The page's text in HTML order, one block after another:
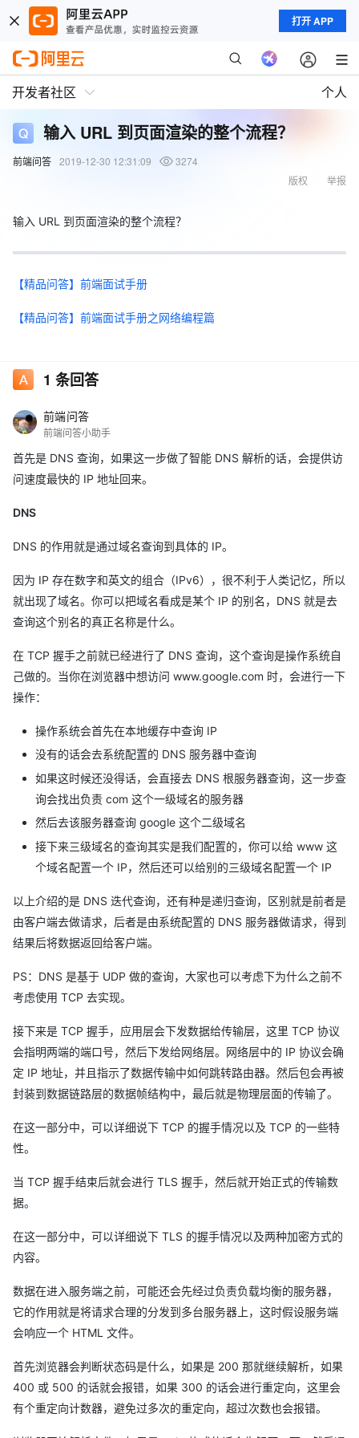
打开 APP
开发者社区 个人
输入 URL 到页面渲染的整个流程？
前端问答 2019-12-30 12:31:09
3274
举报
版权
输入 URL 到页面渲染的整个流程？
【精品问答】前端面试手册
【精品问答】前端面试手册之网络编程篇
1 条回答
前端问答
前端问答小助手
首先是 DNS 查询，如果这一步做了智能 DNS 解析的话，会提供访
问速度最快的 IP 地址回来。
DNS
DNS 的作用就是通过域名查询到具体的 IP。
因为 IP 存在数字和英文的组合（IPv6），很不利于人类记忆，所以
就出现了域名。你可以把域名看成是某个 IP 的别名，DNS 就是去
查询这个别名的真正名称是什么。
在 TCP 握手之前就已经进行了 DNS 查询，这个查询是操作系统自
己做的。当你在浏览器中想访问 www.google.com 时，会进行一下
操作：
操作系统会首先在本地缓存中查询 IP
没有的话会去系统配置的 DNS 服务器中查询
如果这时候还没得话，会直接去 DNS 根服务器查询，这一步查
询会找出负责 com 这个一级域名的服务器
然后去该服务器查询 google 这个二级域名
接下来三级域名的查询其实是我们配置的，你可以给 www 这
个域名配置一个 IP，然后还可以给别的三级域名配置一个 IP
以上介绍的是 DNS 迭代查询，还有种是递归查询，区别就是前者是
由客户端去做请求，后者是由系统配置的 DNS 服务器做请求，得到
结果后将数据返回给客户端。
PS：DNS 是基于 UDP 做的查询，大家也可以考虑下为什么之前不
考虑使用 TCP 去实现。
接下来是 TCP 握手，应用层会下发数据给传输层，这里 TCP 协议
会指明两端的端口号，然后下发给网络层。网络层中的 IP 协议会确
定 IP 地址，并且指示了数据传输中如何跳转路由器。然后包会再被
封装到数据链路层的数据帧结构中，最后就是物理层面的传输了。
在这一部分中，可以详细说下 TCP 的握手情况以及 TCP 的一些特
性。
当 TCP 握手结束后就会进行 TLS 握手，然后就开始正式的传输数
据。
在这一部分中，可以详细说下 TLS 的握手情况以及两种加密方式的
内容。
数据在进入服务端之前，可能还会先经过负责负载均衡的服务器，
它的作用就是将请求合理的分发到多台服务器上，这时假设服务端
会响应一个 HTML 文件。
首先浏览器会判断状态码是什么，如果是 200 那就继续解析，如果
400 或 500 的话就会报错，如果 300 的话会进行重定向，这里会
有个重定向计数器，避免过多次的重定向，超过次数也会报错。